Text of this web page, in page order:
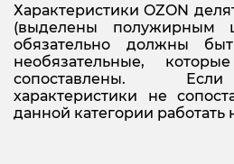
Характеристики OZON
(выделены полужирным
обязательно должны
необязательные,
сопоставлены.
характеристики не
данной категории работать